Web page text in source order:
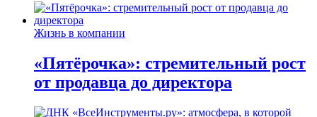
Жизнь в компании
«Пятёрочка»: стремительный рост
от продавца до директора